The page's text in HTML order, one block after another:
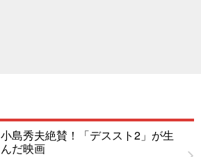
小島秀夫絶賛！「デススト2」が生
んだ映画